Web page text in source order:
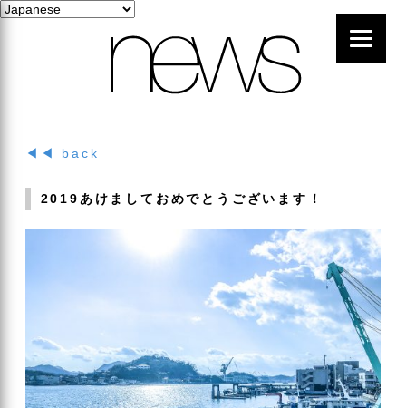
◀◀ back
2019あけましておめでとうございます！